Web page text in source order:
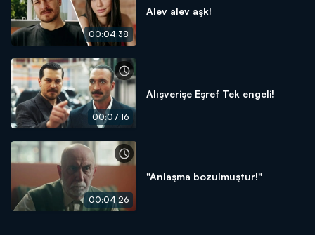
00:04:38
Alev alev aşk!
00:07:16
Alışverişe Eşref Tek engeli!
00:04:26
"Anlaşma bozulmuştur!"